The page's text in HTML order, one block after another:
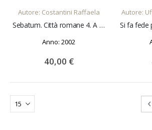
Autore: Costantini Raffaela
Sebatum. Città romane 4. A cura di Lorenzo Quilici e Stefania Quilici Gigli
Anno: 2002
40,00 €
Autore: